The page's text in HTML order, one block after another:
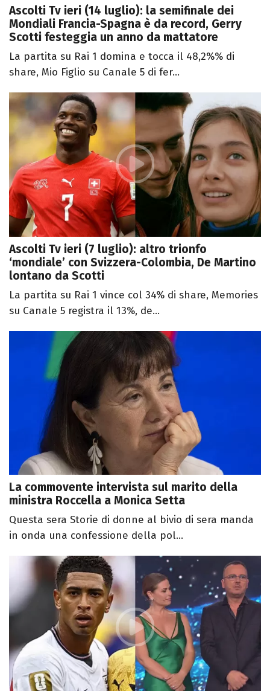
Ascolti Tv ieri (14 luglio): la semifinale dei
Mondiali Francia-Spagna è da record, Gerry
Scotti festeggia un anno da mattatore
La partita su Rai 1 domina e tocca il 48,2%% di
share, Mio Figlio su Canale 5 di fer...
Ascolti Tv ieri (7 luglio): altro trionfo
‘mondiale’ con Svizzera-Colombia, De Martino
lontano da Scotti
La partita su Rai 1 vince col 34% di share, Memories
su Canale 5 registra il 13%, de...
La commovente intervista sul marito della
ministra Roccella a Monica Setta
Questa sera Storie di donne al bivio di sera manda
in onda una confessione della pol...